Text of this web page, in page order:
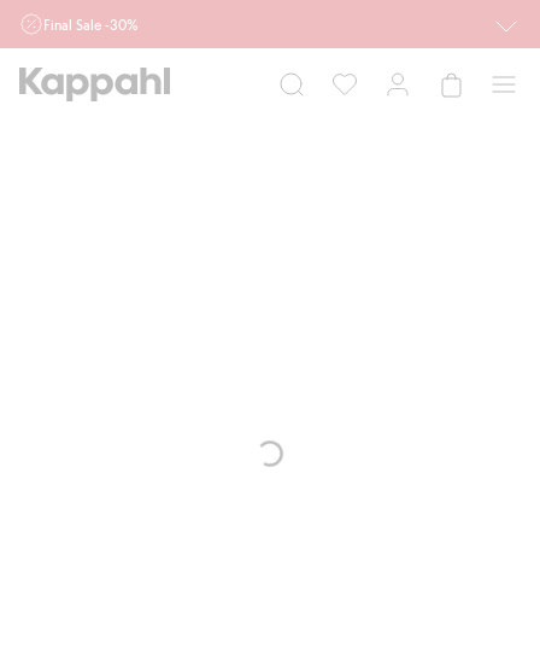
Final Sale -30%
działu outlet do 10.8 w sklepach Kappahl i Newbie oraz na kappahl.com. Ofert
nie łączymy